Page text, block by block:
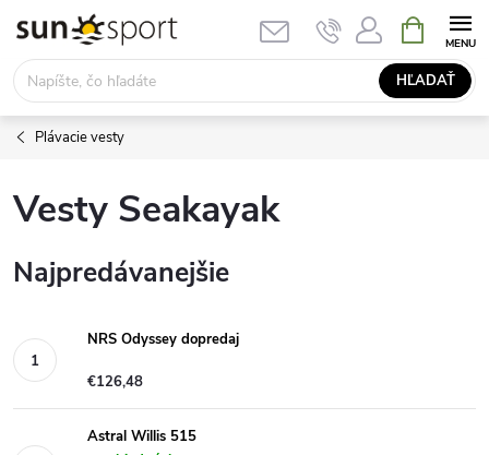
obsah
HĽADAŤ
KOŠÍK
Plávacie vesty
Vesty Seakayak
Najpredávanejšie
NRS Odyssey dopredaj
€126,48
Astral Willis 515